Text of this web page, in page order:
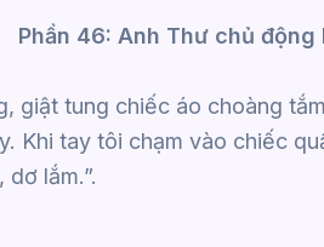
Phần 46: Anh Thư chủ
giật tung chiếc áo choàng
Khi tay tôi chạm vào chiếc
lắm.”.